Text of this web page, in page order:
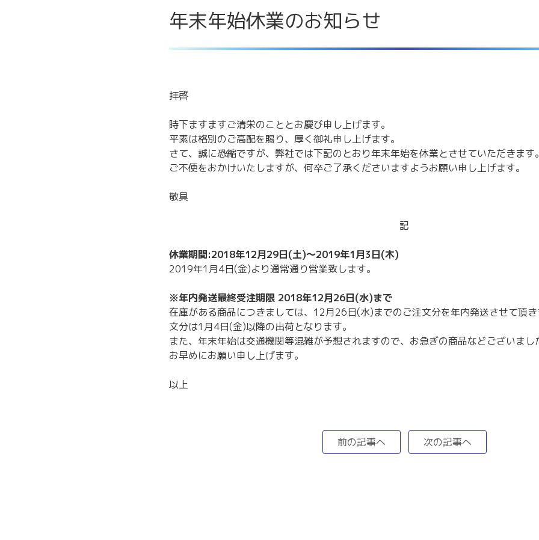
年末年始休業のお知らせ
拝啓
時下ますますご清栄のこととお慶び申し上げます。
平素は格別のご高配を賜り、厚く御礼申し上げます。
さて、誠に恐縮ですが、弊社では下記のとおり年末年始を休業とさせていただきます
ご不便をおかけいたしますが、何卒ご了承くださいますようお願い申し上げます。
敬具
記
休業期間:2018年12月29日(土)〜2019年1月3日(木)
2019年1月4日(金)より通常通り営業致します。
※年内発送最終受注期限 2018年12月26日(水)まで
在庫がある商品につきましては、12月26日(水)までのご注文分を年内発送させて頂
文分は1月4日(金)以降の出荷となります。
また、年末年始は交通機関等混雑が予想されますので、お急ぎの商品などございま
お早めにお願い申し上げます。
以上
前の記事へ 次の記事へ